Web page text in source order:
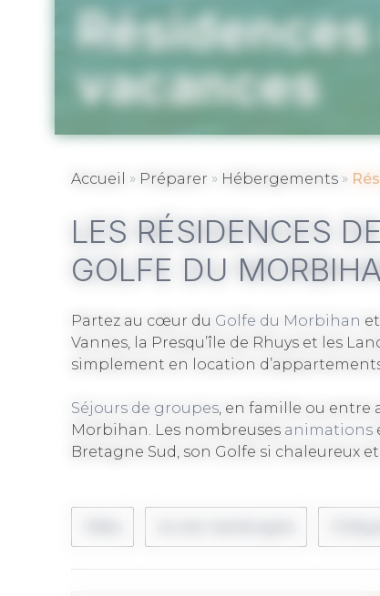
vacances
Accueil » Préparer » Hébergements »
LES RÉSIDENCES
GOLFE DU
Partez au cœur du Golfe du Morbihan
Vannes, la Presqu’île de Rhuys et les
simplement en location d’appartements
Séjours de groupes, en famille ou entre
Morbihan. Les nombreuses animations
Bretagne Sud, son Golfe si chaleureux